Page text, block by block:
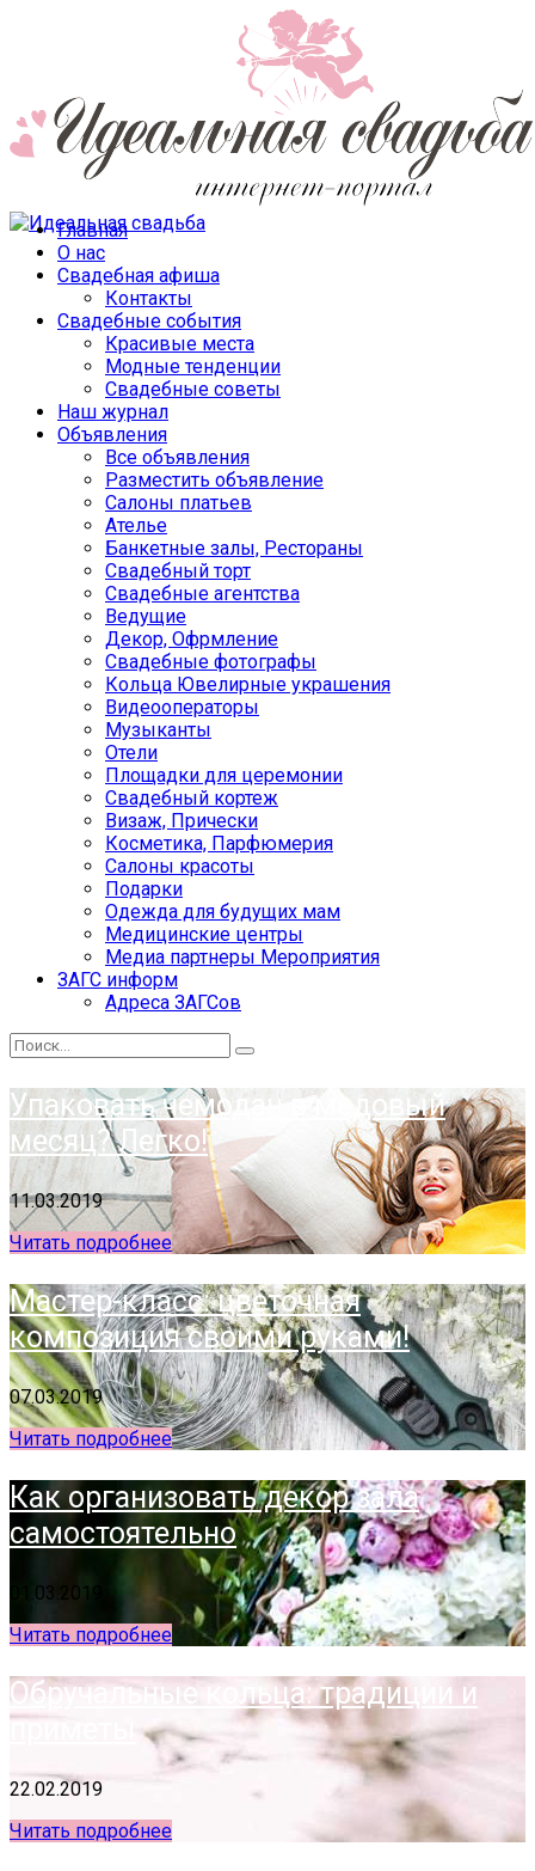
Главная
О нас
Свадебная афиша
Контакты
Свадебные события
Красивые места
Модные тенденции
Свадебные советы
Наш журнал
Объявления
Все объявления
Разместить объявление
Салоны платьев
Ателье
Банкетные залы, Рестораны
Свадебный торт
Свадебные агентства
Ведущие
Декор, Офрмление
Свадебные фотографы
Кольца Ювелирные украшения
Видеооператоры
Музыканты
Отели
Площадки для церемонии
Свадебный кортеж
Визаж, Прически
Косметика, Парфюмерия
Салоны красоты
Подарки
Одежда для будущих мам
Медицинские центры
Медиа партнеры Мероприятия
ЗАГС информ
Адреса ЗАГСов
Упаковать чемодан в медовый
месяц? Легко!
11.03.2019
Читать подробнее
Мастер-класс: цветочная
композиция своими руками!
07.03.2019
Читать подробнее
Как организовать декор зала
самостоятельно
01.03.2019
Читать подробнее
Обручальные кольца: традиции и
приметы
22.02.2019
Читать подробнее